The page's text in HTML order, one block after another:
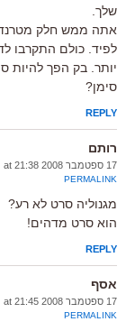
שלך.
אתה ממש חלק מטרנד
לפיד. כולם התקרבו
יותר. בק הפך להיות
סימן?
REPLY
רותם
17 ספטמבר 2008 at 21:38
PERMALINK
מגנוליה סרט לא רע?
הוא סרט מדהים!
REPLY
אסף
17 ספטמבר 2008 at 21:45
PERMALINK